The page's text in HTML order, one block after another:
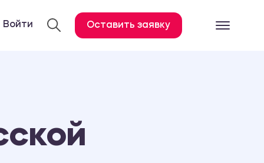
Войти Оставить заявку